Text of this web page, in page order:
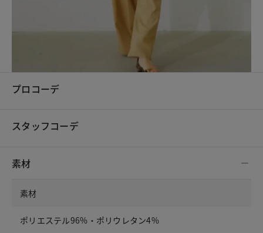
プロコーデ
スタッフコーデ
素材
素材
ポリエステル96%・ポリウレタン4%